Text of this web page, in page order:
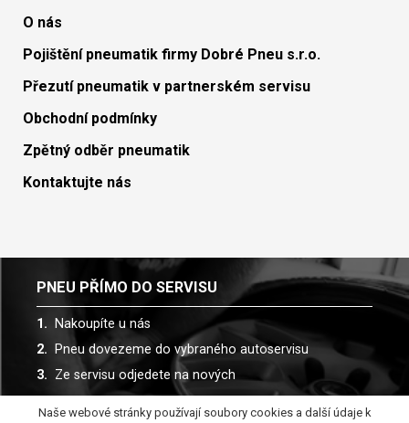
O nás
Pojištění pneumatik firmy Dobré Pneu s.r.o.
Přezutí pneumatik v partnerském servisu
Obchodní podmínky
Zpětný odběr pneumatik
Kontaktujte nás
PNEU PŘÍMO DO SERVISU
Nakoupíte u nás
Pneu dovezeme do vybraného autoservisu
Ze servisu odjedete na nových
Spolupracujeme s více než 30 autoservisy
Naše webové stránky používají soubory cookies a další údaje k